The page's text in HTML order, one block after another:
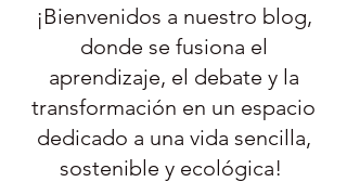
¡Bienvenidos a nuestro blog,
donde se fusiona el
aprendizaje, el debate y la
transformación en un espacio
dedicado a una vida sencilla,
sostenible y ecológica!